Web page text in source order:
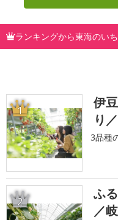
ランキングから東海のい
1
伊
り
3品種
2
ふ
／